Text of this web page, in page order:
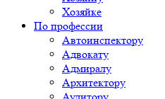
Хозяйке
По профессии
Автоинспектору
Адвокату
Адмиралу
Архитектору